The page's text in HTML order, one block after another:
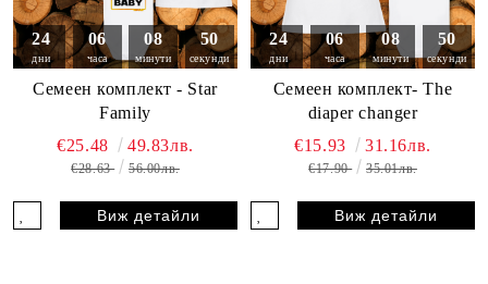
24
дни
06
часа
08
минути
49
секунди
Семеен комплект - Star
Family
€25.48 49.83лв.
€28.63 56.00лв.
Виж детайли
24
дни
06
часа
08
минути
49
секунди
Семеен комплект- The
diaper changer
€15.93 31.16лв.
€17.90 35.01лв.
Виж детайли